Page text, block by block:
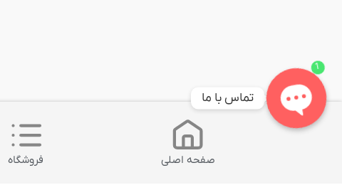
صفحه اصلی فروشگاه
تماس با ما
Open
1